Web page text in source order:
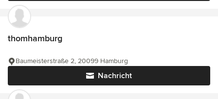
thomhamburg
Nachricht
Baumeisterstraße 2, 20099 Hamburg